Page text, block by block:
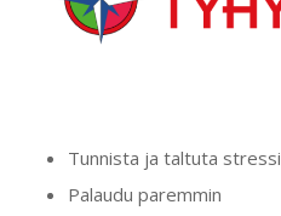
Tunnista ja taltuta stressi
Palaudu paremmin